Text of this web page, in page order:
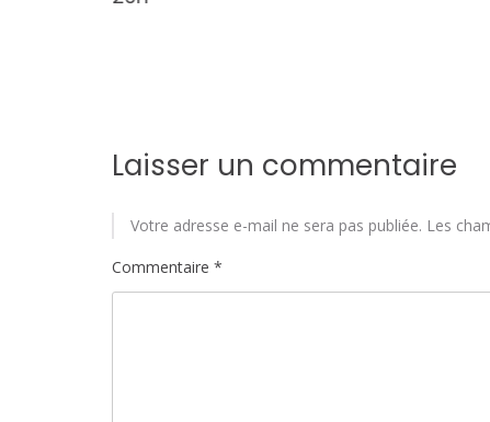
Laisser un commentaire
Votre adresse e-mail ne sera pas publiée. Les
Commentaire *